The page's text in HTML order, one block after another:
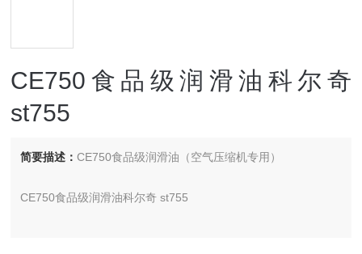
CE750食品级润滑油科尔奇
st755
简要描述：CE750食品级润滑油（空气压缩机专用）
CE750食品级润滑油科尔奇 st755